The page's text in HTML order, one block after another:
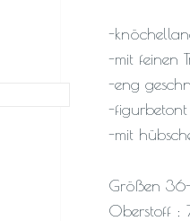
-
-mit feinen
-eng
-figurbetont
-mit
Größen
Oberstoff :